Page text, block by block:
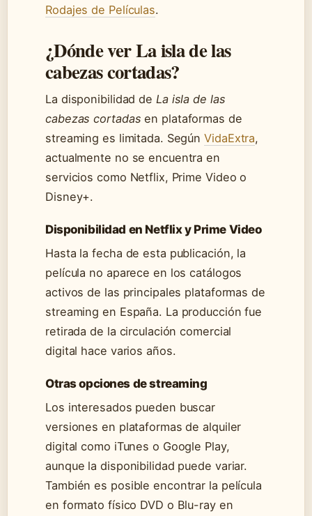
Rodajes de Películas.
¿Dónde ver La isla de las
cabezas cortadas?
La disponibilidad de La isla de las
cabezas cortadas en plataformas de
streaming es limitada. SegúnVidaExtra,
actualmente no se encuentra en
servicios como Netflix, Prime Video o
Disney+.
Disponibilidad en Netflix y Prime Video
Hasta la fecha de esta publicación, la
película no aparece en los catálogos
activos de las principales plataformas de
streaming en España. La producción fue
retirada de la circulación comercial
digital hace varios años.
Otras opciones de streaming
Los interesados pueden buscar
versiones en plataformas de alquiler
digital como iTunes o Google Play,
aunque la disponibilidad puede variar.
También es posible encontrar la película
en formato físico DVD o Blu-ray en